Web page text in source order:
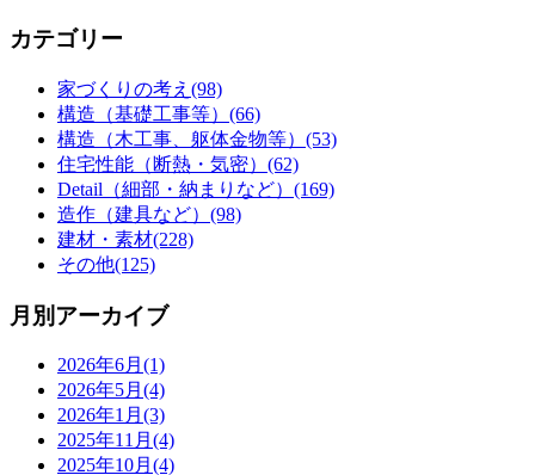
カテゴリー
家づくりの考え(98)
構造（基礎工事等）(66)
構造（木工事、躯体金物等）(53)
住宅性能（断熱・気密）(62)
Detail（細部・納まりなど）(169)
造作（建具など）(98)
建材・素材(228)
その他(125)
月別アーカイブ
2026年6月(1)
2026年5月(4)
2026年1月(3)
2025年11月(4)
2025年10月(4)